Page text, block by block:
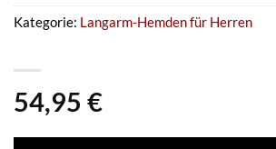
54,95 €
Kategorie: Langarm-Hemden für Herren